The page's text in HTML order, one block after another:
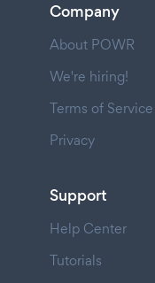
Company
About POWR
We're hiring!
Terms of Service
Privacy
Support
Help Center
Tutorials